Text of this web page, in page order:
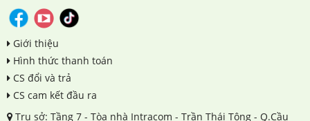
Giới thiệu
Hình thức thanh toán
CS đổi và trả
CS cam kết đầu ra
Trụ sở: Tầng 7 - Tòa nhà Intracom - Trần Thái Tông - Q.Cầu